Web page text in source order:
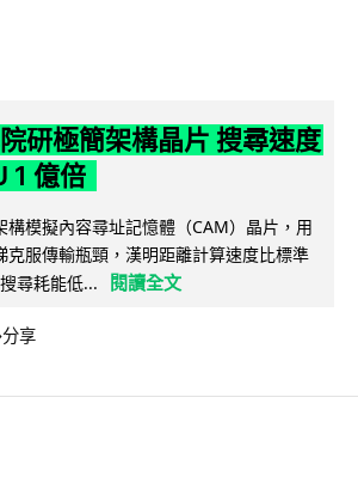
研極簡架構晶片 搜尋速度
1 億倍
構模擬內容尋址記憶體（CAM）晶片，用
克服傳輸瓶頸，漢明距離計算速度比標準
尋耗能低...
閱讀全文
分享